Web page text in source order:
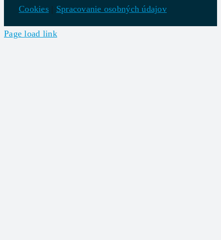
Cookies | Spracovanie osobných údajov
Page load link